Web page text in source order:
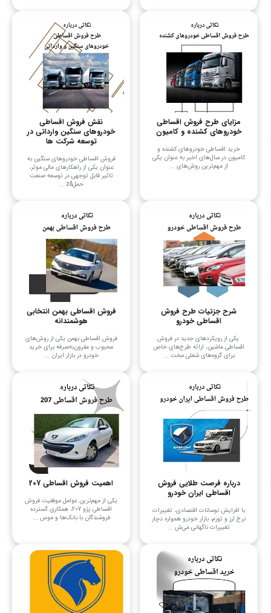
مزایای طرح فروش اقساطی
خودروهای کشنده و کامیون
خرید اقساطی خودروهای کشنده و
کامیون در سال‌های اخیر به عنوان یکی
از مهم‌ترین روش‌های ...
نقش فروش اقساطی
خودروهای سنگین وارداتی در
توسعه شرکت ها
فروش اقساطی خودروهای سنگین به
عنوان یکی از راهکارهای مالی موثر،
تاثیر قابل توجهی در توسعه صنعت
حمل&z ...
شرح جزئیات طرح فروش
اقساطی خودرو
یکی از رویکردهای جدید در فروش
اقساطی ماشین، ارائه طرح‌های خاص
برای گروه‌های شغلی مخت ...
فروش اقساطی بهمن انتخابی
هوشمندانه
فروش اقساطی بهمن یکی از روش‌های
محبوب و مقرون‌به‌صرفه برای خرید
خودرو در بازار ایران ...
درباره فرصت طلایی فروش
اقساطی ایران خودرو
با افزایش نوسانات اقتصادی، تغییرات
نرخ ارز و تورم، بازار خودرو همواره دچار
تغییرات ناگهانی می‌ش ...
اهمیت فروش اقساطی 207
یکی از مهم‌ترین عوامل موفقیت فروش
اقساطی پژو 207، همکاری گسترده
فروشندگان با بانک‌ها و موس ...